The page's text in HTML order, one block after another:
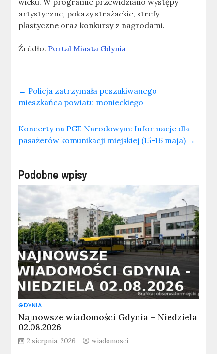
wieku. W programie przewidziano występy
artystyczne, pokazy strażackie, strefy
plastyczne oraz konkursy z nagrodami.
Źródło: Portal Miasta Gdynia
← Policja zatrzymała poszukiwanego
mieszkańca powiatu monieckiego
Koncerty na PGE Narodowym: Informacje dla
pasażerów komunikacji miejskiej (15-16 maja) →
Podobne wpisy
GDYNIA
Najnowsze wiadomości Gdynia – Niedziela
02.08.2026
2 sierpnia, 2026 wiadomosci